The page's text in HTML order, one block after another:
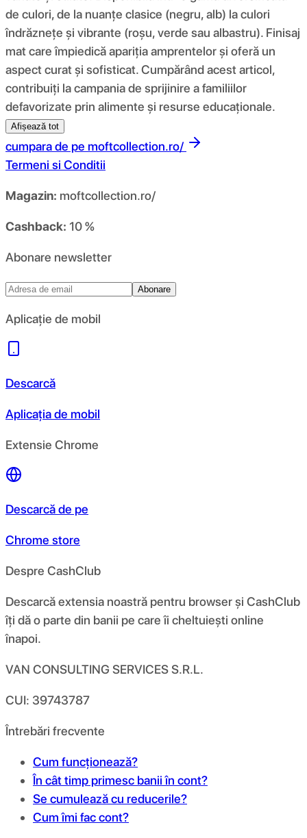
de culori, de la nuanțe clasice (negru, alb) la culori
îndrăznețe și vibrante (roșu, verde sau albastru). Finisaj
mat care împiedică apariția amprentelor și oferă un
aspect curat și sofisticat. Cumpărând acest articol,
contribuiți la campania de sprijinire a familiilor
defavorizate prin alimente și resurse educaționale.
Afișează tot
cumpara de pe moftcollection.ro/
Termeni si Conditii
Magazin: moftcollection.ro/
Cashback: 10 %
Abonare newsletter
Abonare
Aplicație de mobil
Descarcă
Aplicația de mobil
Extensie Chrome
Descarcă de pe
Chrome store
Despre CashClub
Descarcă extensia noastră pentru browser și CashClub
îți dă o parte din banii pe care îi cheltuiești online
înapoi.
VAN CONSULTING SERVICES S.R.L.
CUI: 39743787
Întrebări frecvente
Cum funcționează?
În cât timp primesc banii în cont?
Se cumulează cu reducerile?
Cum îmi fac cont?